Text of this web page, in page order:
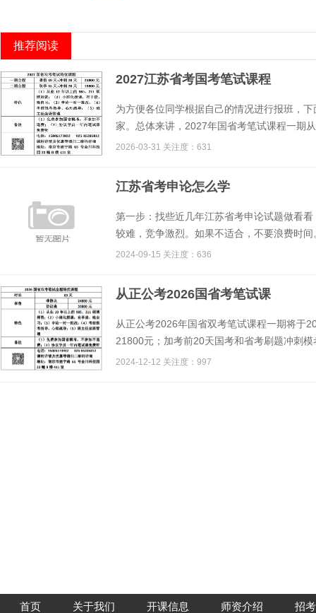
推荐阅读
2027江苏省考国考笔试课程
为方便各位同学根据自己的情况进行报班，
家。总体来讲，2027年国省考笔试课程一期
2026-03-31 关注度：631
江苏省考申论怎么学
第一步：找些近几年江苏省考申论试题做看
较难，竞争激烈。如果不适合，不要浪费时
2024-09-15 关注度：636
从正公考2026国省考笔试课
从正公考2026年国省双考笔试课程一期将于
21800元；加考前20天国考和省考刷题冲刺
2024-12-12 关注度：997
首页 关于我们 开课信息 师资介绍 招